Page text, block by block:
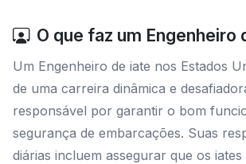
O que faz um Engenheiro
Um Engenheiro de iate nos Estados
de uma carreira dinâmica e
responsável por garantir o bom
segurança de embarcações. Suas
diárias incluem assegurar que os iates